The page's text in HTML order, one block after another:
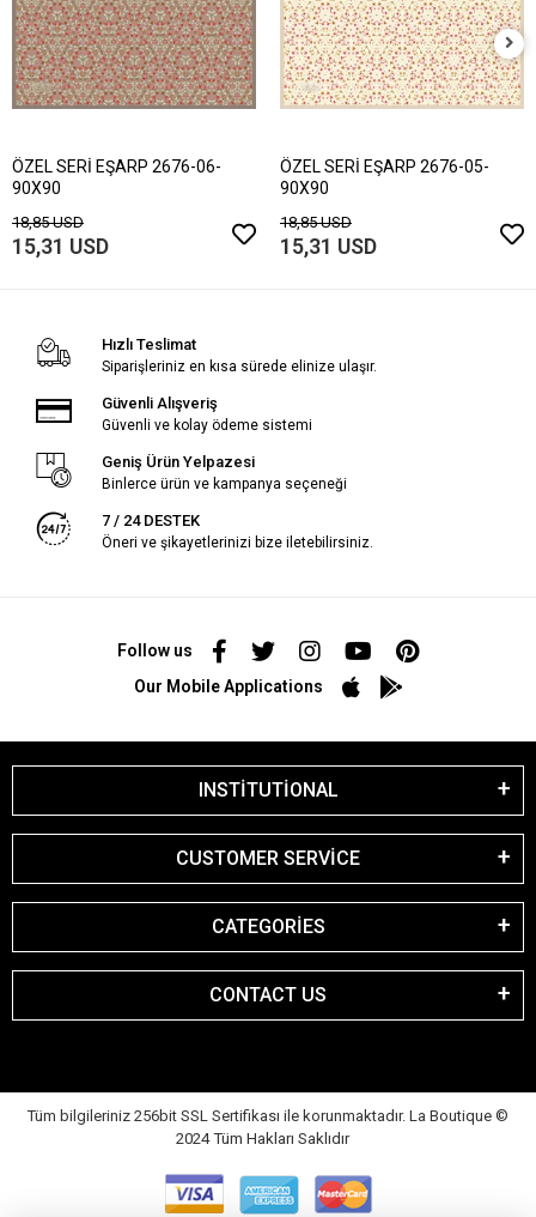
ÖZEL SERİ EŞARP 2676-06-
90X90
18,85 USD
15,31 USD
ÖZEL SERİ EŞARP 2676-05-
90X90
18,85 USD
15,31 USD
Hızlı Teslimat
Siparişleriniz en kısa sürede elinize ulaşır.
Güvenli Alışveriş
Güvenli ve kolay ödeme sistemi
Geniş Ürün Yelpazesi
Binlerce ürün ve kampanya seçeneği
7 / 24 DESTEK
Öneri ve şikayetlerinizi bize iletebilirsiniz.
Follow us
Our Mobile Applications
INSTİTUTİONAL
CUSTOMER SERVİCE
CATEGORİES
CONTACT US
Tüm bilgileriniz 256bit SSL Sertifikası ile korunmaktadır. La Boutique ©
2024 Tüm Hakları Saklıdır